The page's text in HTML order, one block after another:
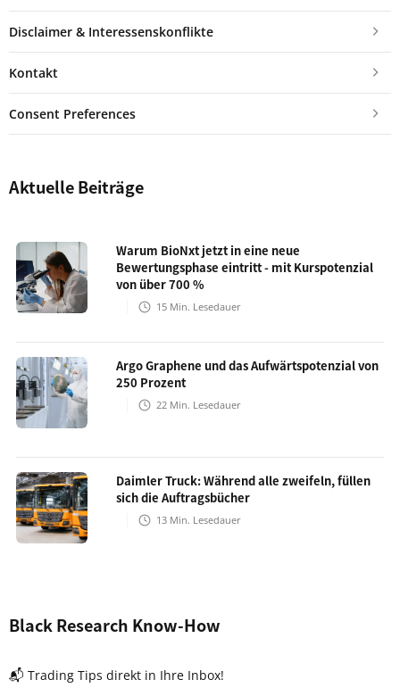
Disclaimer & Interessenskonflikte
Kontakt
Consent Preferences
Aktuelle Beiträge
Warum BioNxt jetzt in eine neue
Bewertungsphase eintritt - mit Kurspotenzial
von über 700 %
15 Min. Lesedauer
Argo Graphene und das Aufwärtspotenzial von
250 Prozent
22 Min. Lesedauer
Daimler Truck: Während alle zweifeln, füllen
sich die Auftragsbücher
13 Min. Lesedauer
Black Research Know-How
📬 Trading Tips direkt in Ihre Inbox!